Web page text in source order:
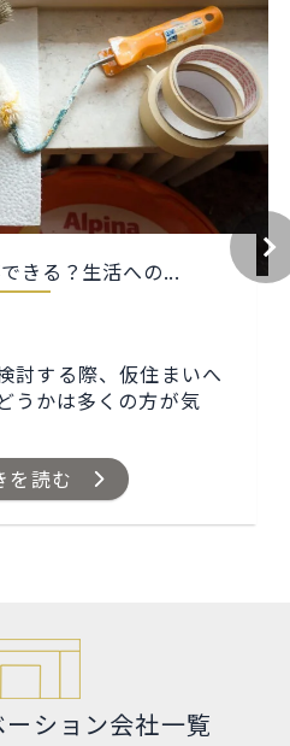
きる？生活への...
討する際、仮住まいへ
うかは多くの方が気
を読む
ション会社一覧